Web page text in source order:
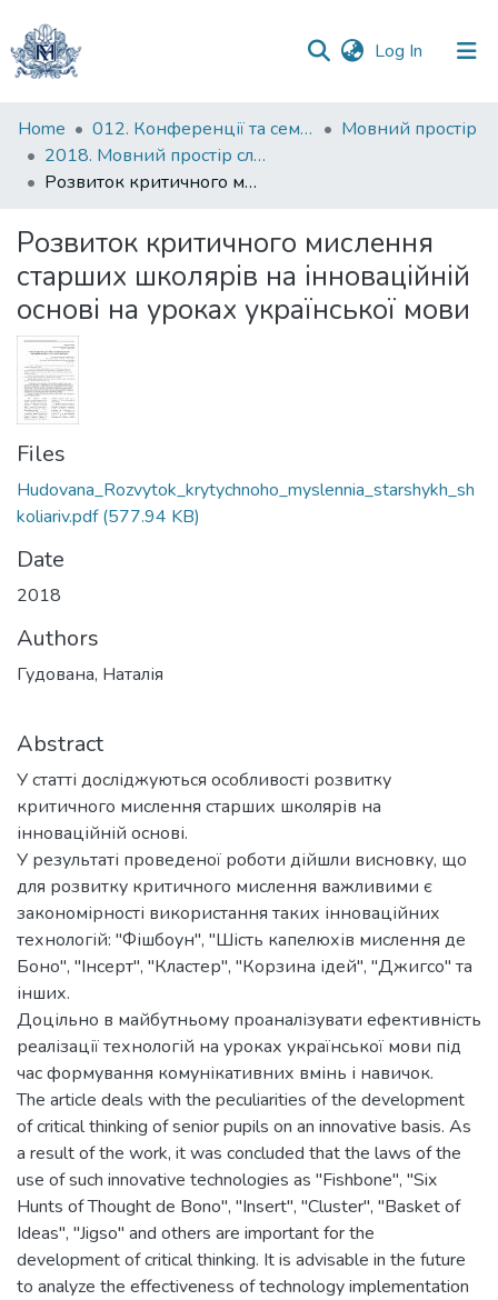
Log In (current)
Communities
&
Collections
Statistics
Home 012. Конференції та семінари НаУКМА
Мовний простір
2018. Мовний простір слов'янського світу : тези доповідей IV Всеукраїнської науково-практичної конференції студентів, аспірантів і молодих учених, 30 травня 2018 р.
Розвиток критичного мислення старших школярів на інноваційній основі на уроках української мови
Розвиток критичного мислення
старших школярів на інноваційній
основі на уроках української мови
Files
Hudovana_Rozvytok_krytychnoho_myslennia_starshykh_sh
koliariv.pdf(577.94 KB)
Date
2018
Authors
Гудована, Наталія
Abstract
У статті досліджуються особливості розвитку
критичного мислення старших школярів на
інноваційній основі.
У результаті проведеної роботи дійшли висновку, що
для розвитку критичного мислення важливими є
закономірності використання таких інноваційних
технологій: "Фішбоун", "Шість капелюхів мислення де
Боно", "Інсерт", "Кластер", "Корзина ідей", "Джигсо" та
інших.
Доцільно в майбутньому проаналізувати ефективність
реалізації технологій на уроках української мови під
час формування комунікативних вмінь і навичок.
The article deals with the peculiarities of the development
of critical thinking of senior pupils on an innovative basis. As
a result of the work, it was concluded that the laws of the
use of such innovative technologies as "Fishbone", "Six
Hunts of Thought de Bono", "Insert", "Cluster", "Basket of
Ideas", "Jigso" and others are important for the
development of critical thinking. It is advisable in the future
to analyze the effectiveness of technology implementation